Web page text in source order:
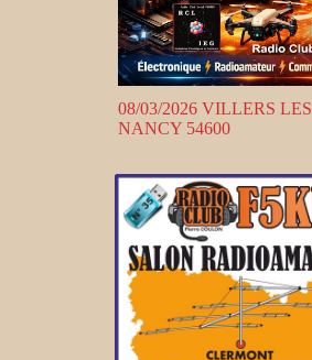
08/03/2026 VILLERS LES
NANCY 54600